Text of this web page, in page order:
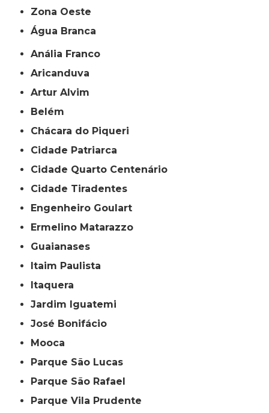
Zona Oeste
Água Branca
Anália Franco
Aricanduva
Artur Alvim
Belém
Chácara do Piqueri
Cidade Patriarca
Cidade Quarto Centenário
Cidade Tiradentes
Engenheiro Goulart
Ermelino Matarazzo
Guaianases
Itaim Paulista
Itaquera
Jardim Iguatemi
José Bonifácio
Mooca
Parque São Lucas
Parque São Rafael
Parque Vila Prudente